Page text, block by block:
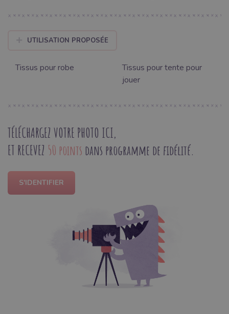
UTILISATION PROPOSÉE
Tissus pour robe
Tissus pour tente pour
jouer
TÉLÉCHARGEZ VOTRE PHOTO ICI,
ET RECEVEZ 50 points dans programme de fidélité.
S'IDENTIFIER